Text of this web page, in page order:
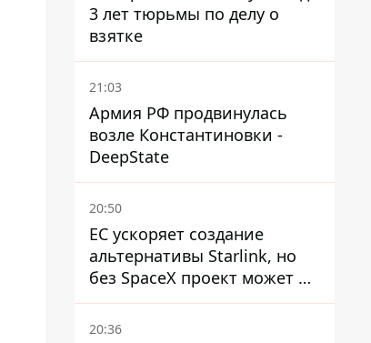
3 лет тюрьмы по делу о
взятке
21:03
Армия РФ продвинулась
возле Константиновки -
DeepState
20:50
ЕС ускоряет создание
альтернативы Starlink, но
без SpaceX проект может не
обойтись
20:36